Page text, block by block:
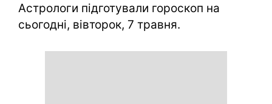
Астрологи підготували гороскоп на
сьогодні, вівторок, 7 травня.